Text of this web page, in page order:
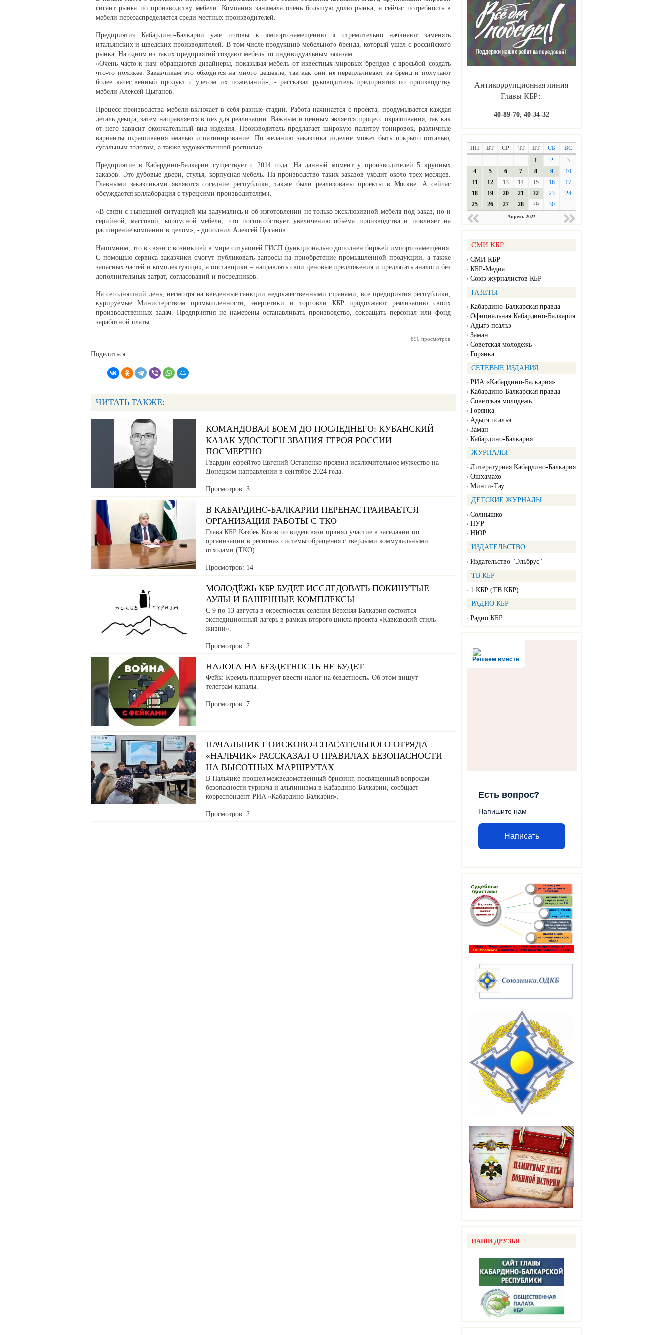
Антикоррупционная линия
Главы КБР:
40-89-70, 40-34-32
ПН ВТ СР ЧТ ПТ СБ
ВС
1
2
3
4
5 6 7 8 9
10
11
12 13 14 15 16
17
18
19 20 21 22 23
24
25
26 27 28 29 30
Апрель 2022
СМИ КБР
СМИ КБР
КБР-Медиа
Союз журналистов КБР
ГАЗЕТЫ
Кабардино-Балкарская правда
Официальная Кабардино-Балкария
Адыгэ псалъэ
Заман
Советская молодежь
Горянка
СЕТЕВЫЕ ИЗДАНИЯ
РИА «Кабардино-Балкария»
Кабардино-Балкарская правда
Советская молодежь
Горянка
Адыгэ псалъэ
Заман
Кабардино-Балкария
ЖУРНАЛЫ
Литературная Кабардино-Балкария
Ошхамахо
Минги-Тау
ДЕТСКИЕ ЖУРНАЛЫ
Солнышко
НУР
НЮР
ИЗДАТЕЛЬСТВО
Издательство "Эльбрус"
ТВ КБР
1 КБР (ТВ КБР)
РАДИО КБР
Радио КБР
Решаем вместе
Есть вопрос?
Напишите нам
Написать
НАШИ ДРУЗЬЯ
гигант рынка по производству мебели. Компания занимала очень большую долю рынка, а сейчас потребность в
мебели перераспределяется среди местных производителей.
Предприятия Кабардино-Балкарии уже готовы к импортозамещению и стремительно начинают заменять
итальянских и шведских производителей. В том числе продукцию мебельного бренда, который ушел с российского
рынка. На одном из таких предприятий создают мебель по индивидуальным заказам.
«Очень часто к нам обращаются дизайнеры, показывая мебель от известных мировых брендов с просьбой создать
что-то похожее. Заказчикам это обходится на много дешевле, так как они не переплачивают за бренд и получают
более качественный продукт с учетом их пожеланий», - рассказал руководитель предприятия по производству
мебели Алексей Цыганов.
Процесс производства мебели включает в себя разные стадии. Работа начинается с проекта, продумывается каждая
деталь декора, затем направляется в цех для реализации. Важным и ценным является процесс окрашивания, так как
от него зависит окончательный вид изделия. Производитель предлагает широкую палитру тонировок, различные
варианты окрашивания эмалью и патинирование. По желанию заказчика изделие может быть покрыто поталью,
сусальным золотом, а также художественной росписью.
Предприятие в Кабардино-Балкарии существует с 2014 года. На данный момент у производителей 5 крупных
заказов. Это дубовые двери, стулья, корпусная мебель. На производство таких заказов уходит около трех месяцев.
Главными заказчиками являются соседние республики, также были реализованы проекты в Москве. А сейчас
обсуждается коллаборация с турецкими производителями.
«В связи с нынешней ситуацией мы задумались и об изготовлении не только эксклюзивной мебели под заказ, но и
серийной, массовой, корпусной мебели, что поспособствует увеличению объёма производства и повлияет на
расширение компании в целом», - дополнил Алексей Цыганов.
Напомним, что в связи с возникшей в мире ситуацией ГИСП функционально дополнен биржей импортозамещения.
С помощью сервиса заказчики смогут публиковать запросы на приобретение промышленной продукции, а также
запасных частей и комплектующих, а поставщики – направлять свои ценовые предложения и предлагать аналоги без
дополнительных затрат, согласований и посредников.
На сегодняшний день, несмотря на введенные санкции недружественными странами, все предприятия республики,
курируемые Министерством промышленности, энергетики и торговли КБР продолжают реализацию своих
производственных задач. Предприятия не намерены останавливать производство, сокращать персонал или фонд
заработной платы.
890 просмотров
Поделиться:
ЧИТАТЬ ТАКЖЕ:
КОМАНДОВАЛ БОЕМ ДО ПОСЛЕДНЕГО: КУБАНСКИЙ
КАЗАК УДОСТОЕН ЗВАНИЯ ГЕРОЯ РОССИИ
ПОСМЕРТНО
Гвардии ефрейтор Евгений Остапенко проявил исключительное мужество на
Донецком направлении в сентябре 2024 года.
Просмотров: 3
В КАБАРДИНО-БАЛКАРИИ ПЕРЕНАСТРАИВАЕТСЯ
ОРГАНИЗАЦИЯ РАБОТЫ С ТКО
Глава КБР Казбек Коков по видеосвязи принял участие в заседании по
организации в регионах системы обращения с твердыми коммунальными
отходами (ТКО).
Просмотров: 14
МОЛОДЁЖЬ КБР БУДЕТ ИССЛЕДОВАТЬ ПОКИНУТЫЕ
АУЛЫ И БАШЕННЫЕ КОМПЛЕКСЫ
С 9 по 13 августа в окрестностях селения Верхняя Балкария состоится
экспедиционный лагерь в рамках второго цикла проекта «Кавказский стиль
жизни».
Просмотров: 2
НАЛОГА НА БЕЗДЕТНОСТЬ НЕ БУДЕТ
Фейк: Кремль планирует ввести налог на бездетность. Об этом пишут
телеграм-каналы.
Просмотров: 7
НАЧАЛЬНИК ПОИСКОВО-СПАСАТЕЛЬНОГО ОТРЯДА
«НАЛЬЧИК» РАССКАЗАЛ О ПРАВИЛАХ БЕЗОПАСНОСТИ
НА ВЫСОТНЫХ МАРШРУТАХ
В Нальчике прошел межведомственный брифинг, посвященный вопросам
безопасности туризма и альпинизма в Кабардино-Балкарии, сообщает
корреспондент РИА «Кабардино-Балкария».
Просмотров: 2